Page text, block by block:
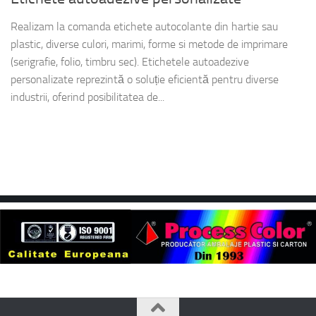
Realizam la comanda etichete autocolante din hartie sau
plastic, diverse culori, marimi, forme si metode de imprimare
(serigrafie, folio, timbru sec). Etichetele autoadezive
personalizate reprezintă o soluție eficientă pentru diverse
industrii, oferind posibilitatea de...